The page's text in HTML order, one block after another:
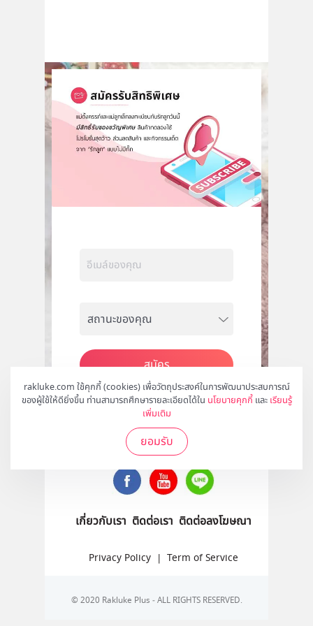
rakluke.com ใช้คุกกี้ (cookies) เพื่อวัตถุประสงค์ในการพัฒนาประสบการณ์
ของผู้ใช้ให้ดียิ่งขึ้น ท่านสามารถศึกษารายละเอียดได้ใน นโยบายคุกกี้ และ เรียนรู้
เพิ่มเติม
ยอมรับ
สมัคร
ติดตามเราได้ที่
เกี่ยวกับเรา ติดต่อเรา ติดต่อลงโฆษณา
Privacy Policy | Term of Service
© 2020 Rakluke Plus - ALL RIGHTS RESERVED.